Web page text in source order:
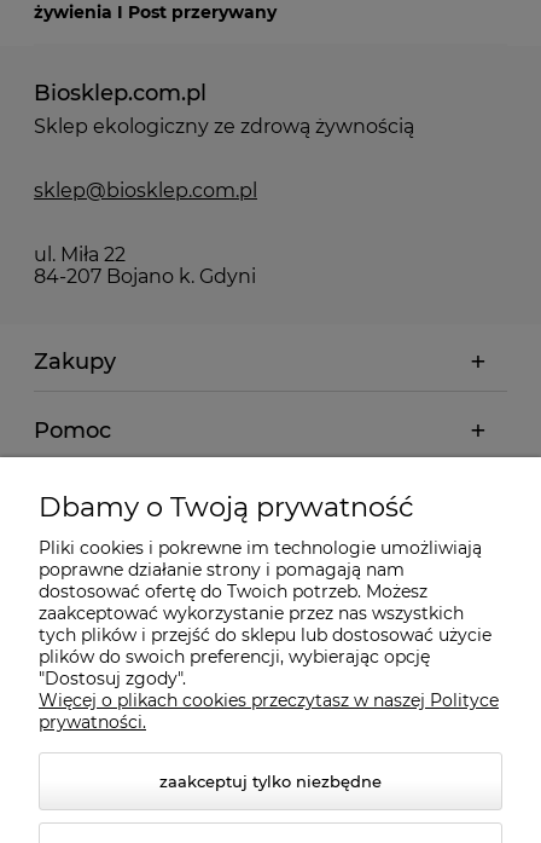
żywienia I Post przerywany
Biosklep.com.pl
Sklep ekologiczny ze zdrową żywnością
sklep@biosklep.com.pl
ul. Miła 22
84-207 Bojano k. Gdyni
Zakupy
Pomoc
Moje konto
Informacje
O nas
Kontakt
Dbamy o Twoją prywatność
Pliki cookies i pokrewne im technologie umożliwiają
poprawne działanie strony i pomagają nam
dostosować ofertę do Twoich potrzeb. Możesz
zaakceptować wykorzystanie przez nas wszystkich
tych plików i przejść do sklepu lub dostosować użycie
plików do swoich preferencji, wybierając opcję
"Dostosuj zgody".
Więcej o plikach cookies przeczytasz w naszej Polityce
prywatności.
zaakceptuj tylko niezbędne